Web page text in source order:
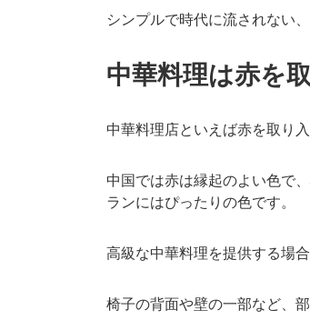
シンプルで時代に流されない
中華料理は赤を
中華料理店といえば赤を取り
中国では赤は縁起のよい色で
ランにはぴったりの色です。
高級な中華料理を提供する場
椅子の背面や壁の一部など、